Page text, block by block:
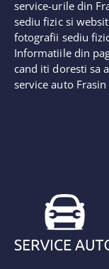
service-urile din
sediu fizic si
fotografii sediu
Informatiile din
cand iti doresti sa
service auto